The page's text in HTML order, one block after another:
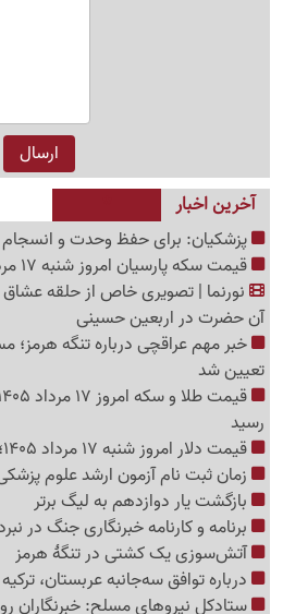
آخرین اخبار
پزشکیان: برای حفظ وحدت و انسجام
قیمت سکه پارسیان امروز شنبه 17 مرداد 1405
نورنما | تصویری خاص از حلقه
آن حضرت در اربعین حسینی
خبر مهم عراقچی درباره تنگه هرمز؛
تعیین شد
رسید
قیمت دلار امروز شنبه 17 مرداد 1405؛ دلار دوباره صعودی شد
زمان ثبت نام آزمون ارشد علوم پزشکی 1405 اعلام
بازگشت یار دوازدهم به لیگ برتر
برنامه و کارنامه خبرنگاری جنگ در
آتش‌سوزی یک کشتی در تنگهٔ هرمز
درباره توافق سه‌جانبه عربستان،
ستادکل نیروهای مسلح: خبرنگاران